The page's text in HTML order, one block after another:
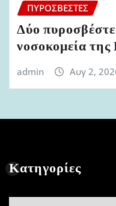
ΠΥΡΟΣΒΈΣΤΕΣ
Δύο
νοσοκομεία
admin Αυγ 2,
Κατηγορίες